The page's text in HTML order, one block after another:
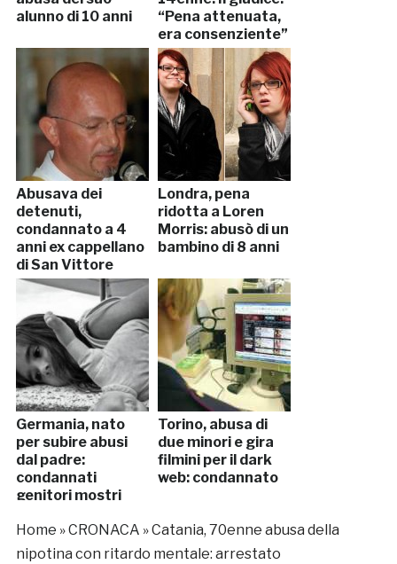
alunno di 10 anni
“Pena attenuata,
era consenziente”
Abusava dei
detenuti,
condannato a 4
anni ex cappellano
di San Vittore
Londra, pena
ridotta a Loren
Morris: abusò di un
bambino di 8 anni
Germania, nato
per subire abusi
dal padre:
condannati
genitori mostri
Torino, abusa di
due minori e gira
filmini per il dark
web: condannato
Home »CRONACA »Catania, 70enne abusa della
nipotina con ritardo mentale: arrestato